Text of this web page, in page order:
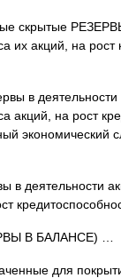
скрытые
акций, на рост
в деятельности
на рост
деятельности
В БАЛАНСЕ) …
для